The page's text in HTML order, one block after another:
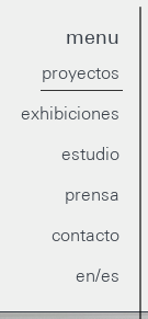
menu
proyectos
exhibiciones
estudio
prensa
contacto
en/es